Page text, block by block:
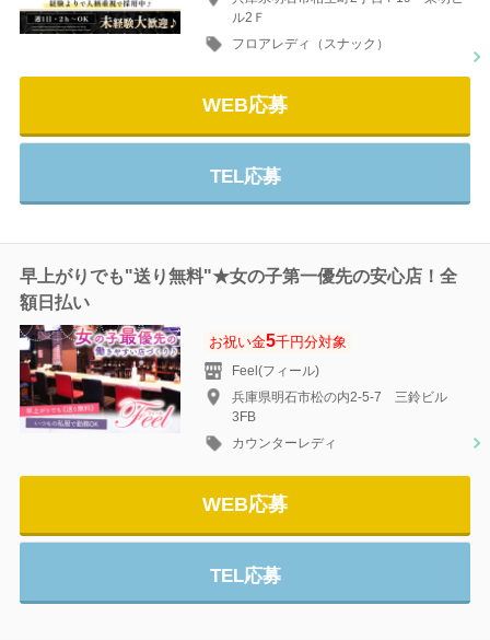
ル2Ｆ
フロアレディ（スナック）
WEB応募
TEL応募
早上がりでも"送り無料"★女の子第一優先の安心店！全
額日払い
お祝い金5千円分対象
Feel(フィール)
兵庫県明石市松の内2-5-7 三鈴ビル
3FB
カウンターレディ
WEB応募
TEL応募